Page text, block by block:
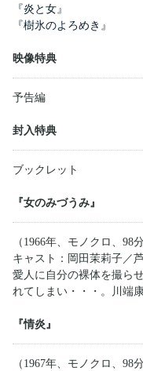
『炎と女』
『樹氷のよろめき』
映像特典
予告編
封入特典
ブックレット
『女のみづうみ』
（1966年、モノクロ、98分
キャスト：岡田茉莉子／
愛人に自分の裸体を撮ら
れてしまい・・・。川端康
『情炎』
（1967年、モノクロ、98分